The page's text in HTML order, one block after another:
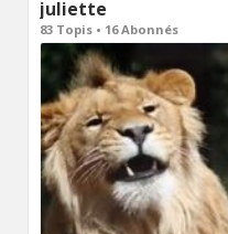
juliette
83 Topis • 16 Abonnés